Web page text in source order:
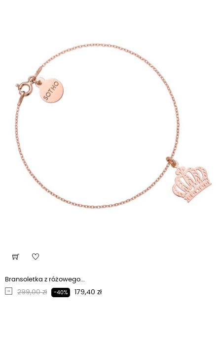
Bransoletka z różowego...
Regularna cena
299,00 zł -40% Cena
179,40 zł